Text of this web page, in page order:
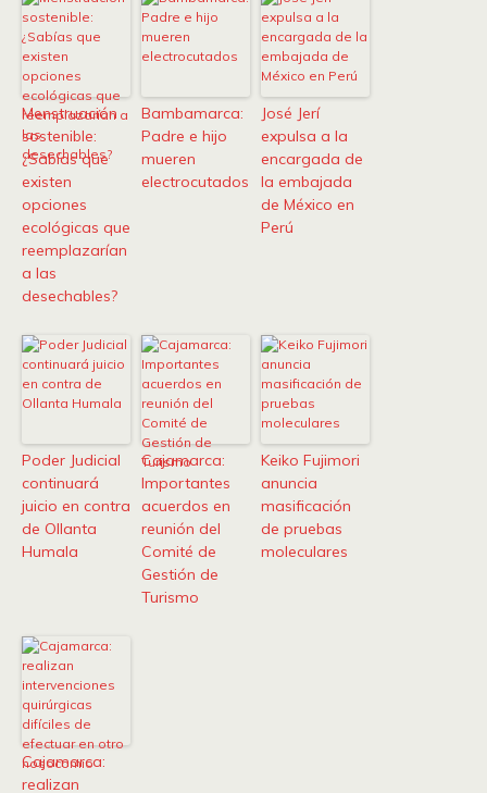
Menstruación
sostenible:
¿Sabías que
existen
opciones
ecológicas que
reemplazarían
a las
desechables?
Bambamarca:
Padre e hijo
mueren
electrocutados
José Jerí
expulsa a la
encargada de
la embajada
de México en
Perú
Poder Judicial
continuará
juicio en contra
de Ollanta
Humala
Cajamarca:
Importantes
acuerdos en
reunión del
Comité de
Gestión de
Turismo
Keiko Fujimori
anuncia
masificación
de pruebas
moleculares
Cajamarca:
realizan